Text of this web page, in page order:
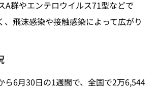
A群やエンテロウイルス71型などで
、飛沫感染や接触感染によって広がり
ら6月30日の1週間で、全国で2万6,544